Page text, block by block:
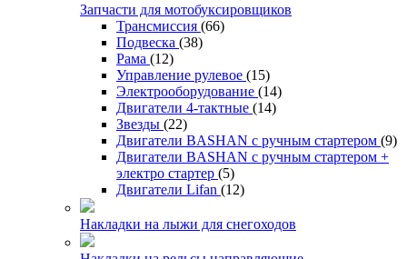
Запчасти для мотобуксировщиков
Трансмиссия (66)
Подвеска (38)
Рама (12)
Управление рулевое (15)
Электрооборудование (14)
Двигатели 4-тактные (14)
Звезды (22)
Двигатели BASHAN с ручным стартером (9)
Двигатели BASHAN с ручным стартером +
электро стартер (5)
Двигатели Lifan (12)
Накладки на лыжи для снегоходов